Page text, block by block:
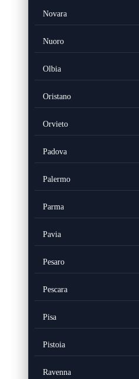
Novara
Nuoro
Olbia
Oristano
Orvieto
Padova
Palermo
Parma
Pavia
Pesaro
Pescara
Pisa
Pistoia
Ravenna